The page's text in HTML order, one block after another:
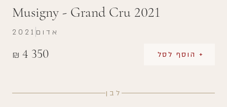
Musigny - Grand Cru 2021
₪ 4 350 + הוסף לסל
2021 אדום
לבן